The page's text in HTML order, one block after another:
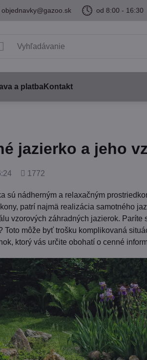
objednavky@gazoo.sk od 8:00 - 16:30
a platbaKontakt
jazierko a jeho
Počet
1772
sú nádherným a relaxačným
patrí najmä realizácia samotného
vzorových záhradných jazierok.
Toto môže byť trošku komplikovaná
ktorý vás určite obohatí o cenné